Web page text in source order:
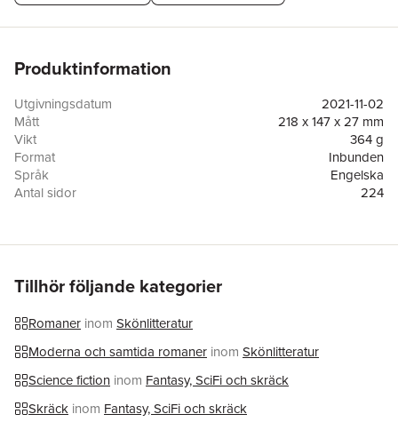
Produktinformation
Utgivningsdatum
2021-11-02
Mått
218 x 147 x 27 mm
Vikt
364 g
Format
Inbunden
Språk
Engelska
Antal sidor
224
Tillhör följande kategorier
Romaner inom Skönlitteratur
Moderna och samtida romaner inom Skönlitteratur
Science fiction inom Fantasy, SciFi och skräck
Skräck inom Fantasy, SciFi och skräck